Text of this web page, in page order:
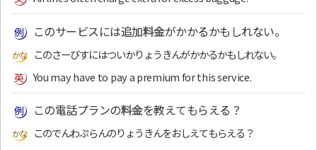
このサービスには追加料金がかかるかもしれない。
このさーびすにはついかりょうきんがかかるかもしれない。
You may have to pay a premium for this service.
この電話プランの料金を教えてもらえる？
このでんわぷらんのりょうきんをおしえてもらえる？